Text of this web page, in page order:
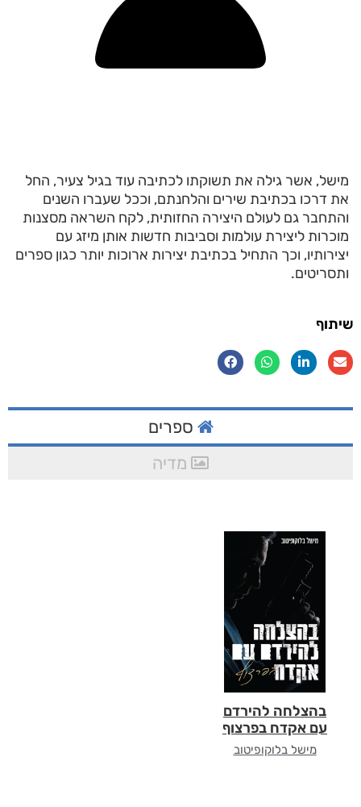
מישל, אשר גילה את תשוקתו לכתיבה עוד בגיל צעיר, החל
את דרכו בכתיבת שירים והלחנתם, וככל שעברו השנים
והתחבר גם לעולם היצירה החזותית, לקח השראה מסצנות
מוכרות ליצירת עולמות וסביבות חדשות אותן מיזג עם
יצירותיו, וכך התחיל בכתיבת יצירות ארוכות יותר כגון ספרים
ותסריטים.
שיתוף
ספרים
מדיה
בהצלחה להירדם
עם אקדח בפרצוף
מישל בלוקופיטוב